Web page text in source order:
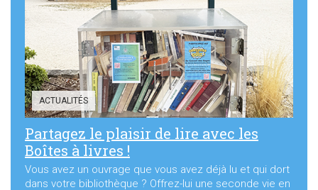
ACTUALITÉS
Partagez le plaisir de lire avec les
Boîtes à livres !
Vous avez un ouvrage que vous avez déjà lu et qui dort
dans votre bibliothèque ? Offrez-lui une seconde vie en